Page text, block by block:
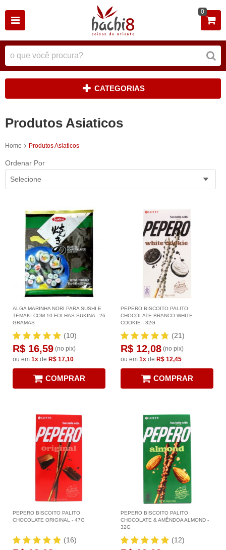
0
CATEGORIAS
Produtos Asiaticos
Home Produtos Asiaticos
Ordenar Por
Selecione
ALGA MARINHA NORI PARA SUSHI E
TEMAKI COM 10 FOLHAS SUKINA - 26
GRAMAS
(10)
R$ 16,59 (no pix)
ou em 1x de R$ 17,10
COMPRAR
PEPERO BISCOITO PALITO
CHOCOLATE BRANCO WHITE
COOKIE - 32G
(21)
R$ 12,08 (no pix)
ou em 1x de R$ 12,45
COMPRAR
PEPERO BISCOITO PALITO
CHOCOLATE ORIGINAL - 47G
(16)
PEPERO BISCOITO PALITO
CHOCOLATE & AMÊNDOA ALMOND -
32G
(12)